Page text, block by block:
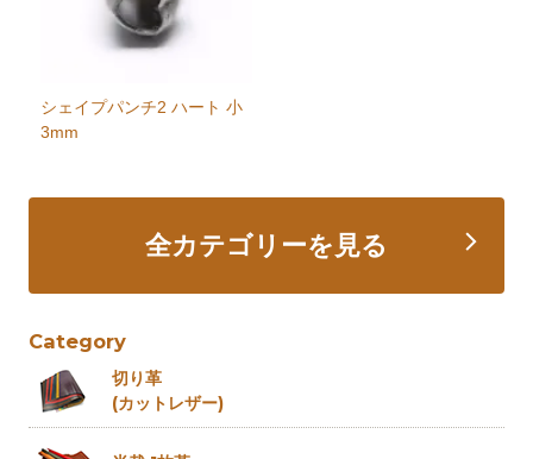
シェイプパンチ2 ハート 小
3mm
全カテゴリーを見る
Category
切り革
(カットレザー)